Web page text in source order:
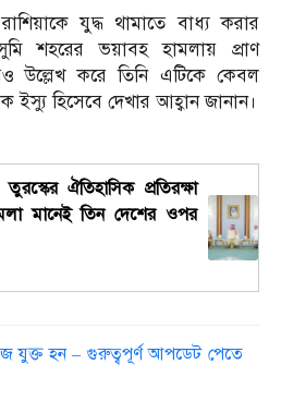
যুদ্ধ থামাতে বাধ্য করার
শহরের ভয়াবহ হামলায় প্রাণ
উল্লেখ করে তিনি এটিকে কেবল
ইস্যু হিসেবে দেখার আহ্বান জানান।
ঐতিহাসিক প্রতিরক্ষা
মানেই তিন দেশের ওপর
যুক্ত হন – গুরুত্বপূর্ণ আপডেট পেতে